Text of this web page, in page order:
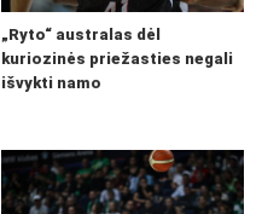
„Ryto“ australas dėl
kuriozinės priežasties negali
išvykti namo